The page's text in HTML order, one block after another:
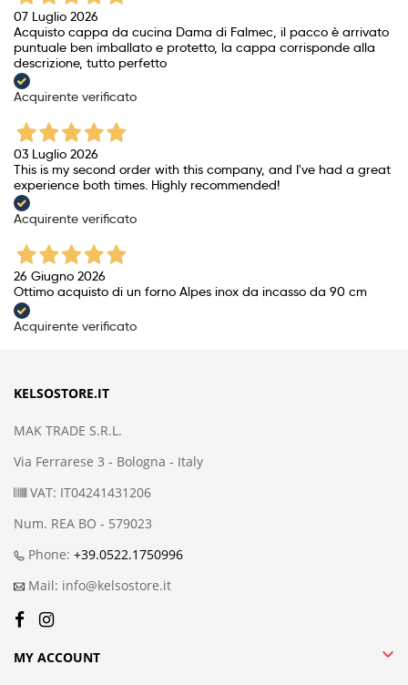
07 Luglio 2026
Acquisto cappa da cucina Dama di Falmec, il pacco è arrivato
puntuale ben imballato e protetto, la cappa corrisponde alla
descrizione, tutto perfetto
Acquirente verificato
03 Luglio 2026
This is my second order with this company, and I've had a great
experience both times. Highly recommended!
Acquirente verificato
26 Giugno 2026
Ottimo acquisto di un forno Alpes inox da incasso da 90 cm
Acquirente verificato
KELSOSTORE.IT
MAK TRADE S.R.L.
Via Ferrarese 3 - Bologna - Italy
VAT: IT04241431206
Num. REA BO - 579023
Phone: +39.0522.1750996
Mail: info@kelsostore.it
MY ACCOUNT 